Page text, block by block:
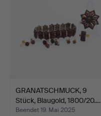
GRANATSCHMUCK, 9
Stück, Blaugold, 1800/20.…
Beendet 19. Mai 2025